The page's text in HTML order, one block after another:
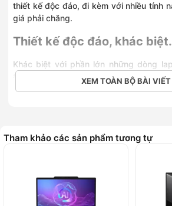
thiết kế độc đáo, đi kèm với nhiều tính
giá phải chăng.
Thiết kế độc đáo, khác biệt.
Khác biệt với phần lớn những dòng
trường, lớp vỏ ngoài của Laptop
được hoàn thiện từ chất liệu vải độc
Với bề dày khoảng1.8 inch, Lenovo
thân máy dày hơn so với những mẫu
thông thường thì thiết bị này rất mỏng
dàng mang đi bất kỳ đâu.
XEM TOÀN BỘ BÀI VIẾT
Tham khảo các sản phẩm tương tự